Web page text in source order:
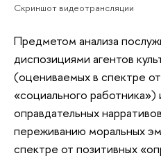
Скриншот видеотрансляции
Предметом анализа
диспозициями агентов
(оцениваемых в спектре
«социального
оправдательных
переживанию моральных
спектре от позитивных